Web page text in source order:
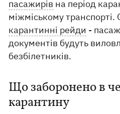
пасажирів на період
міжміському транспорті.
карантинні рейди -
документів будуть
безбілетників.
Що заборонено в
карантину